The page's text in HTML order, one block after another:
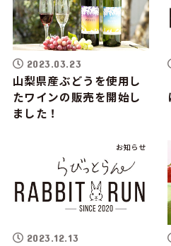
2023.03.23
山梨県産ぶどうを使用し
たワインの販売を開始し
ました！
お知らせ
2023.12.13